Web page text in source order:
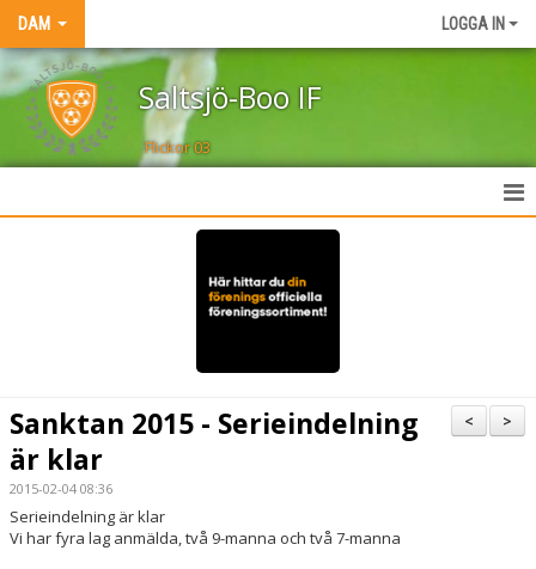
DAM LOGGA IN
Saltsjö-Boo IF
Flickor 03
MATCHER
AKTIVITETER
SPELARINFORMATION
>
<
Sanktan 2015 - Serieindelning
är klar
2015-02-04 08:36
Serieindelning är klar
Vi har fyra lag anmälda, två 9-manna och två 7-manna